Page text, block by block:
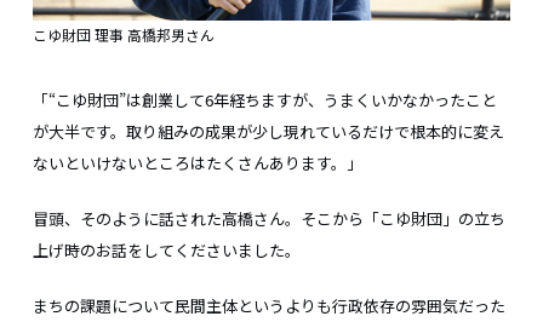
こゆ財団 理事 高橋邦男さん
「“こゆ財団”は創業して6年経ちますが、うまくいかなかったこと
が大半です。取り組みの成果が少し現れているだけで根本的に変え
ないといけないところはたくさんあります。」
冒頭、そのように話された高橋さん。そこから「こゆ財団」の立ち
上げ時のお話をしてくださいました。
まちの課題について民間主体というよりも行政依存の雰囲気だった